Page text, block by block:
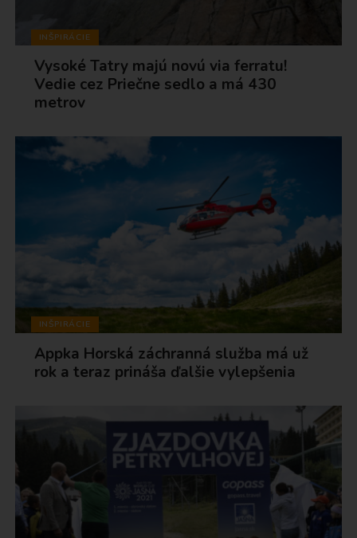
INŠPIRÁCIE
Vysoké Tatry majú novú via ferratu!
Vedie cez Priečne sedlo a má 430
metrov
INŠPIRÁCIE
Appka Horská záchranná služba má už
rok a teraz prináša ďalšie vylepšenia